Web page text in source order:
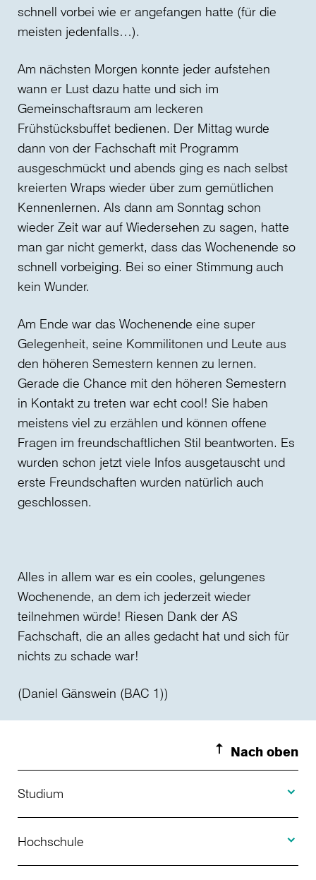
schnell vorbei wie er angefangen hatte (für die
meisten jedenfalls…).
Am nächsten Morgen konnte jeder aufstehen
wann er Lust dazu hatte und sich im
Gemeinschaftsraum am leckeren
Frühstücksbuffet bedienen. Der Mittag wurde
dann von der Fachschaft mit Programm
ausgeschmückt und abends ging es nach selbst
kreierten Wraps wieder über zum gemütlichen
Kennenlernen. Als dann am Sonntag schon
wieder Zeit war auf Wiedersehen zu sagen, hatte
man gar nicht gemerkt, dass das Wochenende so
schnell vorbeiging. Bei so einer Stimmung auch
kein Wunder.
Am Ende war das Wochenende eine super
Gelegenheit, seine Kommilitonen und Leute aus
den höheren Semestern kennen zu lernen.
Gerade die Chance mit den höheren Semestern
in Kontakt zu treten war echt cool! Sie haben
meistens viel zu erzählen und können offene
Fragen im freundschaftlichen Stil beantworten. Es
wurden schon jetzt viele Infos ausgetauscht und
erste Freundschaften wurden natürlich auch
geschlossen.
Alles in allem war es ein cooles, gelungenes
Wochenende, an dem ich jederzeit wieder
teilnehmen würde! Riesen Dank der AS
Fachschaft, die an alles gedacht hat und sich für
nichts zu schade war!
(Daniel Gänswein (BAC 1))
Nach oben
Studium
Studienangebot
Hochschule